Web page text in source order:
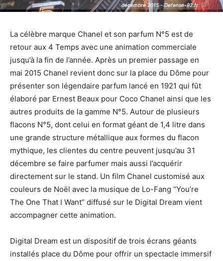
décembre 2015 - Defense-92.fr
décembre 2015 - Defense-92.fr
La célèbre marque Chanel et son parfum N°5 est de
retour aux 4 Temps avec une animation commerciale
jusqu’à la fin de l’année. Après un premier passage en
mai 2015 Chanel revient donc sur la place du Dôme pour
présenter son légendaire parfum lancé en 1921 qui fût
élaboré par Ernest Beaux pour Coco Chanel ainsi que les
autres produits de la gamme N°5. Autour de plusieurs
flacons N°5, dont celui en format géant de 1,4 litre dans
une grande structure métallique aux formes du flacon
mythique, les clientes du centre peuvent jusqu’au 31
décembre se faire parfumer mais aussi l’acquérir
directement sur le stand. Un film Chanel customisé aux
couleurs de Noël avec la musique de Lo-Fang “You’re
The One That I Want” diffusé sur le Digital Dream vient
accompagner cette animation.
Digital Dream est un dispositif de trois écrans géants
installés place du Dôme pour offrir un spectacle immersif